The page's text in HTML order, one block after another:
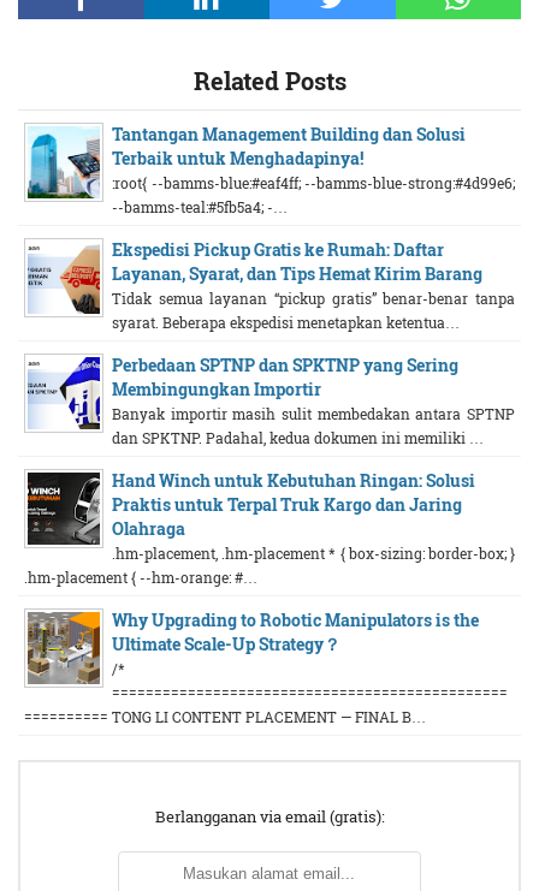
Related Posts
Tantangan Management Building dan Solusi
Terbaik untuk Menghadapinya!
:root{ --bamms-blue:#eaf4ff; --bamms-blue-strong:#4d99e6;
--bamms-teal:#5fb5a4; -…
Ekspedisi Pickup Gratis ke Rumah: Daftar
Layanan, Syarat, dan Tips Hemat Kirim Barang
Tidak semua layanan “pickup gratis” benar-benar tanpa
syarat. Beberapa ekspedisi menetapkan ketentua…
Perbedaan SPTNP dan SPKTNP yang Sering
Membingungkan Importir
Banyak importir masih sulit membedakan antara SPTNP
dan SPKTNP. Padahal, kedua dokumen ini memiliki …
Hand Winch untuk Kebutuhan Ringan: Solusi
Praktis untuk Terpal Truk Kargo dan Jaring
Olahraga
.hm-placement, .hm-placement * { box-sizing: border-box; }
.hm-placement { --hm-orange: #…
Why Upgrading to Robotic Manipulators is the
Ultimate Scale-Up Strategy？
/*
===============================================
========== TONG LI CONTENT PLACEMENT — FINAL B…
Berlangganan via email (gratis):